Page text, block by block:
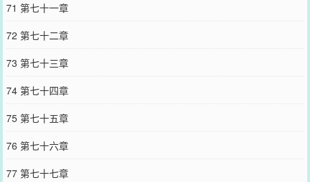
71 第七十一章
72 第七十二章
73 第七十三章
74 第七十四章
75 第七十五章
76 第七十六章
77 第七十七章